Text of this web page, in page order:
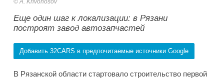
A. Krivonosov
Еще один шаг к локализации: в Рязани
построят завод автозапчастей
Добавить 32CARS в предпочитаемые источники Google
В Рязанской области стартовало строительство первой